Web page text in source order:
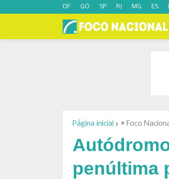
DF GO SP RJ MG ES
Página inicial # Foco
penúltima